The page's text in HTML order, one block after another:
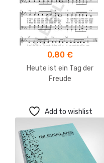
0,80 €
Heute ist ein Tag der
Freude
Add to wishlist